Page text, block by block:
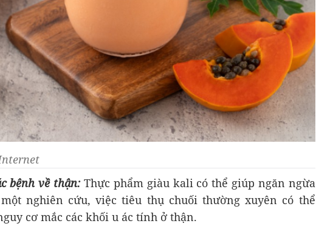
bệnh về thận:Thực phẩm giàu kali có thể giúp ngăn ngừa
nghiên cứu, việc tiêu thụ chuối thường xuyên có thể
cơ mắc các khối u ác tính ở thận.